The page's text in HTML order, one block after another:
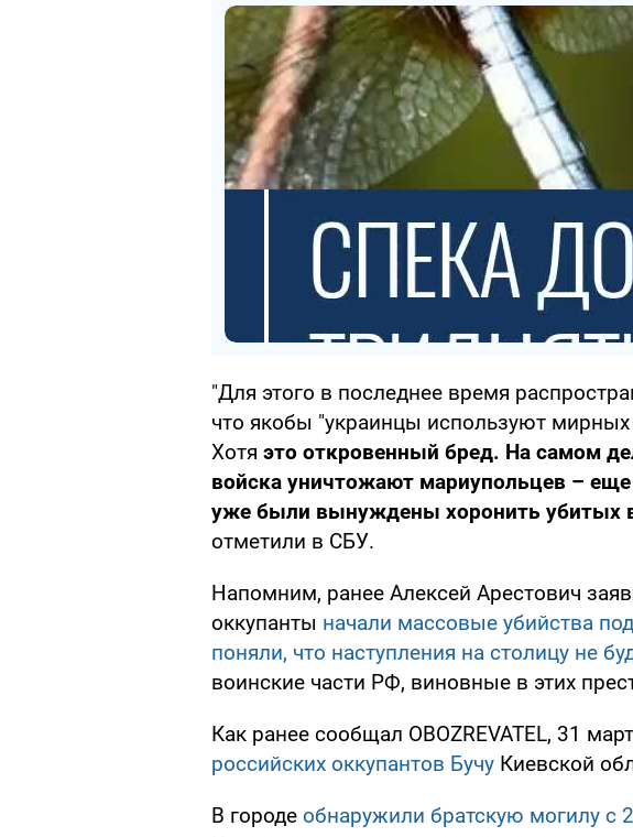
"Для этого в последнее время
что якобы "украинцы используют
Хотя это откровенный бред. На самом
войска уничтожают мариупольцев – еще
уже были вынуждены хоронить убитых
отметили в СБУ.
Напомним, ранее Алексей Арестович
оккупанты начали массовые убийства
поняли, что наступления на столицу не
воинские части РФ, виновные в этих
Как ранее сообщал OBOZREVATEL, 31
российских оккупантов Бучу Киевской
В городе обнаружили братскую могилу